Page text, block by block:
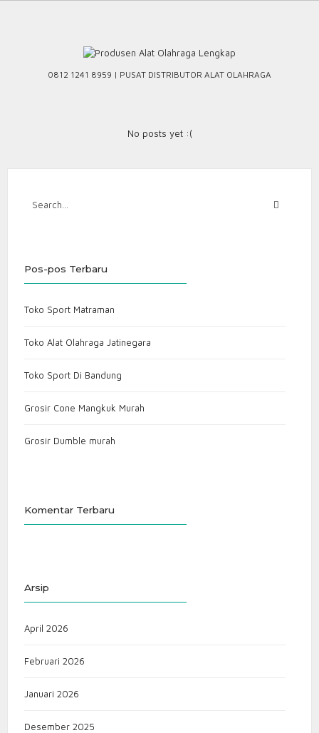
0812 1241 8959 | PUSAT DISTRIBUTOR ALAT OLAHRAGA
No posts yet :(
Pos-pos Terbaru
Toko Sport Matraman
Toko Alat Olahraga Jatinegara
Toko Sport Di Bandung
Grosir Cone Mangkuk Murah
Grosir Dumble murah
Komentar Terbaru
Arsip
April 2026
Februari 2026
Januari 2026
Desember 2025